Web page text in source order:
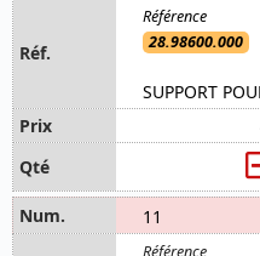
28.98600.000
SUPPORT
11